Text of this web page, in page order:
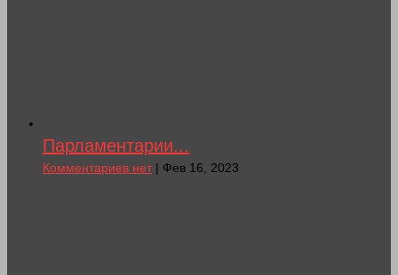
Парламентарии...
Комментариев нет| Фев 16, 2023